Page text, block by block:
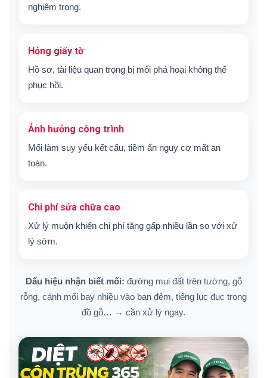
nghiêm trọng.
Hỏng giấy tờ
Hồ sơ, tài liệu quan trọng bị mối phá hoại không thể
phục hồi.
Ảnh hưởng công trình
Mối làm suy yếu kết cấu, tiềm ẩn nguy cơ mất an
toàn.
Chi phí sửa chữa cao
Xử lý muộn khiến chi phí tăng gấp nhiều lần so với xử
lý sớm.
Dấu hiệu nhận biết mối: đường mui đất trên tường, gỗ
rỗng, cánh mối bay nhiều vào ban đêm, tiếng lục đục trong
đồ gỗ… → cần xử lý ngay.